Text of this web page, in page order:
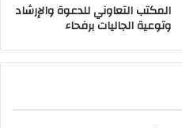
المكتب التعاوني للدعوة والإرشاد
وتوعية الجاليات برفحاء